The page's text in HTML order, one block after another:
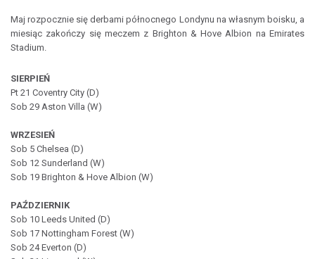
Maj rozpocznie się derbami północnego Londynu na własnym boisku, a
miesiąc zakończy się meczem z Brighton & Hove Albion na Emirates
Stadium.
SIERPIEŃ
Pt 21 Coventry City (D)
Sob 29 Aston Villa (W)
WRZESIEŃ
Sob 5 Chelsea (D)
Sob 12 Sunderland (W)
Sob 19 Brighton & Hove Albion (W)
PAŹDZIERNIK
Sob 10 Leeds United (D)
Sob 17 Nottingham Forest (W)
Sob 24 Everton (D)